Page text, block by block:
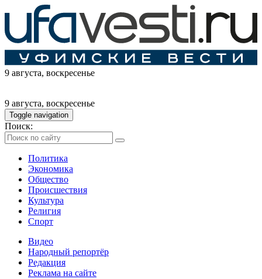
9 августа, воскресенье
9 августа, воскресенье
Toggle navigation
Поиск:
Политика
Экономика
Общество
Происшествия
Культура
Религия
Спорт
Видео
Народный репортёр
Редакция
Реклама на сайте